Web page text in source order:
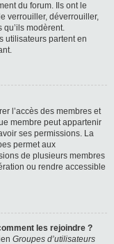
du forum. Ils ont le
verrouiller, déverrouiller,
modèrent.
utilisateurs partent en
l’accès des membres et
membre peut appartenir
ses permissions. La
permet aux
de plusieurs membres
ou rendre accessible
les rejoindre ?
Groupes d’utilisateurs